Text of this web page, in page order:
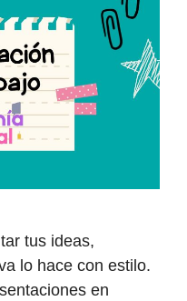
tus ideas,
lo hace con estilo.
en